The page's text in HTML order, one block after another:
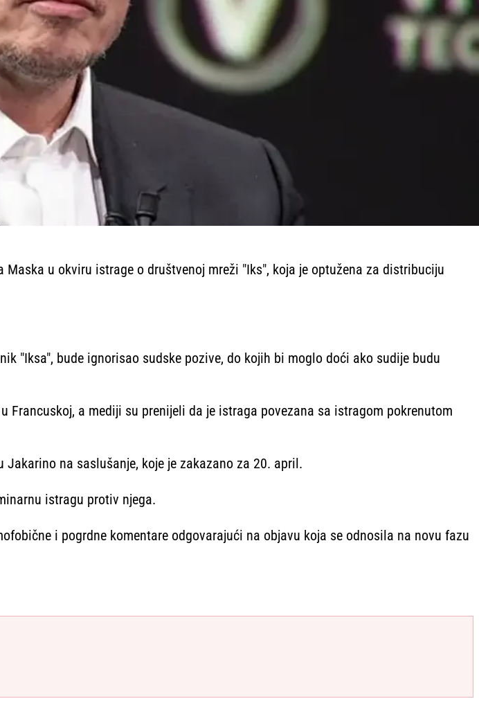
u okviru istrage o društvenoj mreži "Iks", koja je optužena za distribuciju
"Iksa", bude ignorisao sudske pozive, do kojih bi moglo doći ako sudije budu
a mediji su prenijeli da je istraga povezana sa istragom pokrenutom
na saslušanje, koje je zakazano za 20. april.
istragu protiv njega.
i pogrdne komentare odgovarajući na objavu koja se odnosila na novu fazu